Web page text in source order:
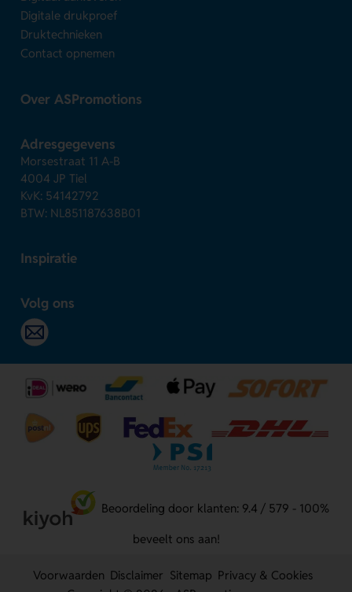
Digitale drukproef
Druktechnieken
Contact opnemen
Over ASPromotions
Adresgegevens
Morsestraat 11 A-B
4004 JP Tiel
KvK: 54142792
BTW: NL851187638B01
Inspiratie
Volg ons
Beoordeling door klanten: 9.4 / 579 - 100%
beveelt ons aan!
Voorwaarden Disclaimer Sitemap Privacy & Cookies